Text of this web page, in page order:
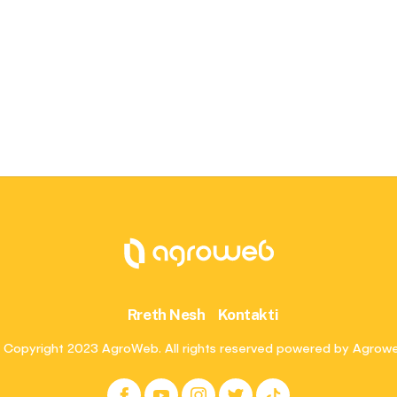
Rreth Nesh Kontakti
2023 AgroWeb. All rights reserved powered by